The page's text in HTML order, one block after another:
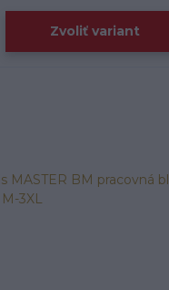
Zvoliť variant